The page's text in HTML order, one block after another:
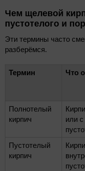
Чем щелевой
пустотелого и
Эти термины часто
разберёмся.
Термин Что
Полнотелый
кирпич
или
Пустотелый
кирпич